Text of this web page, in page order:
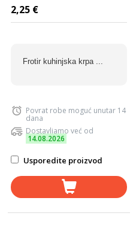
2,25 €
Frotir kuhinjska krpa ...
Povrat robe moguć unutar 14
dana
Dostavljamo već od
14.08.2026
Usporedite proizvod